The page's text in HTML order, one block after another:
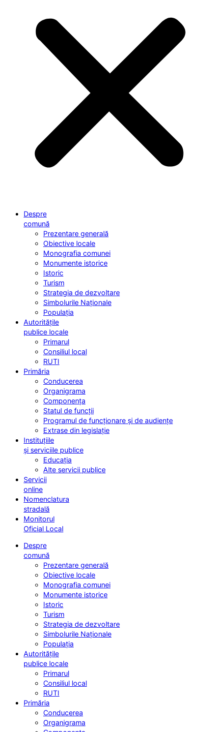
Despre
comună
Prezentare generală
Obiective locale
Monografia comunei
Monumente istorice
Istoric
Turism
Strategia de dezvoltare
Simbolurile Naționale
Populația
Autoritățile
publice locale
Primarul
Consiliul local
RUTI
Primăria
Conducerea
Organigrama
Componența
Statul de funcții
Programul de funcționare și de audiențe
Extrase din legislație
Instituțiile
și serviciile publice
Educația
Alte servicii publice
Servicii
online
Nomenclatura
stradală
Monitorul
Oficial Local
Despre
comună
Prezentare generală
Obiective locale
Monografia comunei
Monumente istorice
Istoric
Turism
Strategia de dezvoltare
Simbolurile Naționale
Populația
Autoritățile
publice locale
Primarul
Consiliul local
RUTI
Primăria
Conducerea
Organigrama